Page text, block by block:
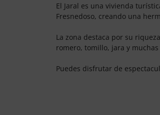
El Jaral es una vivienda
Fresnedoso, creando una
La zona destaca por su
romero, tomillo, jara y
Puedes disfrutar de